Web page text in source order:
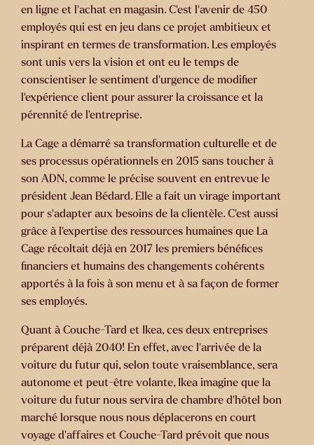
en ligne et l’achat en magasin. C’est l’avenir de 450
employés qui est en jeu dans ce projet ambitieux et
inspirant en termes de transformation. Les employés
sont unis vers la vision et ont eu le temps de
conscientiser le sentiment d’urgence de modifier
l’expérience client pour assurer la croissance et la
pérennité de l’entreprise.
La Cage a démarré sa transformation culturelle et de
ses processus opérationnels en 2015 sans toucher à
son ADN, comme le précise souvent en entrevue le
président Jean Bédard. Elle a fait un virage important
pour s’adapter aux besoins de la clientèle. C’est aussi
grâce à l’expertise des ressources humaines que La
Cage récoltait déjà en 2017 les premiers bénéfices
financiers et humains des changements cohérents
apportés à la fois à son menu et à sa façon de former
ses employés.
Quant à Couche-Tard et Ikea, ces deux entreprises
préparent déjà 2040! En effet, avec l’arrivée de la
voiture du futur qui, selon toute vraisemblance, sera
autonome et peut-être volante, Ikea imagine que la
voiture du futur nous servira de chambre d’hôtel bon
marché lorsque nous nous déplacerons en court
voyage d’affaires et Couche-Tard prévoit que nous